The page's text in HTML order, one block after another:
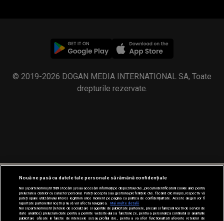
© 2019-2026 DOGAN MEDIA INTERNATIONAL SA, Toate
drepturile rezervate.
Nouă ne pasă ca datele tale personale să rămână confidențiale
Noi și partenerii noștri589stocăm și/sau accesăm informații pe dispozitivul dvs., precum identificatorii cookie unici pentru
prelucrarea datelor cu caracter personal. Puteți accepta sau gestiona preferințele dvs. făcând clic mai jos, respectiv vă
puteți opune utilizării unui interes legitim în orice moment pe pagina cu politica de confidențialitate. Aceste alegeri vor fi
raportate partenerilor noștri și nu vă vor afecta navigarea.
Mai multe detalii
Noi si partenerii nostri (retelele de socializare si agentiile de publicitate partenere, precum si furnizorii nostri de servicii de
date analitice) prelucram date pentru a permite website-ului sa functioneze, pentru a personaliza continutul si anunturile
publicitare afisate in functie de interesele si/sau profilul dvs., pentru a va oferi functionalitati aferente retelelor de